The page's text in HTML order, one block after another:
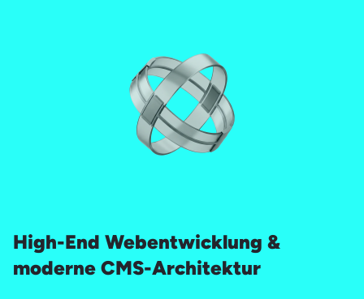
High-End Webentwicklung &
moderne CMS-Architektur